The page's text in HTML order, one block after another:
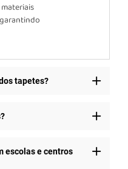
tapetes?
escolas e centros